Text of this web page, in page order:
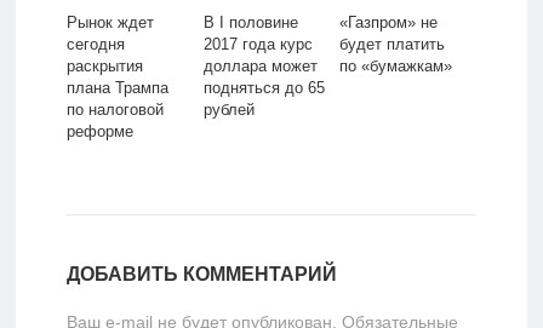
Рынок ждет
сегодня
раскрытия
плана Трампа
по налоговой
реформе
В I половине
2017 года курс
доллара может
подняться до 65
рублей
«Газпром» не
будет платить
по «бумажкам»
ДОБАВИТЬ КОММЕНТАРИЙ
Ваш e-mail не будет опубликован. Обязательные